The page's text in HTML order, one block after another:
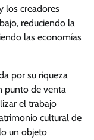
los creadores
reduciendo la
las economías
por su riqueza
punto de venta
el trabajo
cultural de
un objeto